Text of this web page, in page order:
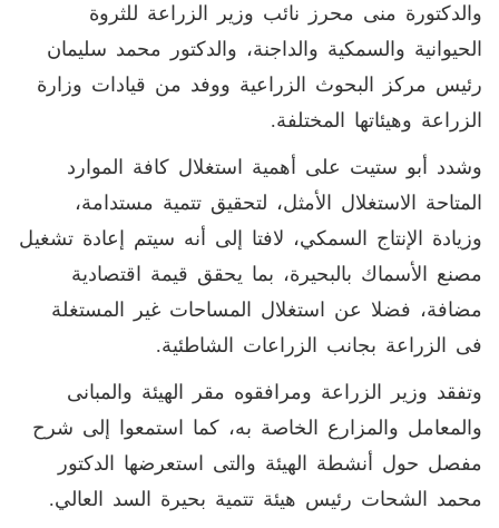
والدكتورة منى محرز نائب وزير الزراعة للثروة
الحيوانية والسمكية والداجنة، والدكتور محمد سليمان
رئيس مركز البحوث الزراعية ووفد من قيادات وزارة
الزراعة وهيئاتها المختلفة.
وشدد أبو ستيت على أهمية استغلال كافة الموارد
المتاحة الاستغلال الأمثل، لتحقيق تتمية مستدامة،
وزيادة الإنتاج السمكي، لافتا إلى أنه سيتم إعادة تشغيل
مصنع الأسماك بالبحيرة، بما يحقق قيمة اقتصادية
مضافة، فضلا عن استغلال المساحات غير المستغلة
فى الزراعة بجانب الزراعات الشاطئية.
وتفقد وزير الزراعة ومرافقوه مقر الهيئة والمبانى
والمعامل والمزارع الخاصة به، كما استمعوا إلى شرح
مفصل حول أنشطة الهيئة والتى استعرضها الدكتور
محمد الشحات رئيس هيئة تتمية بحيرة السد العالي.